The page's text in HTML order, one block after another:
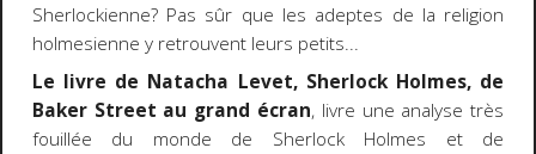
Sherlockienne? Pas sûr que les adeptes de la religion
holmesienne y retrouvent leurs petits...
Le livre de Natacha Levet, Sherlock Holmes, de
Baker Street au grand écran, livre une analyse très
fouillée du monde de Sherlock Holmes et de